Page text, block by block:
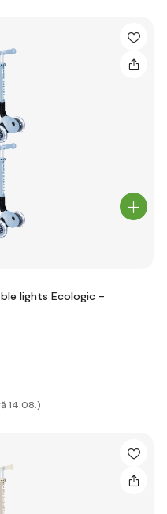
lights Ecologic -
14.08.)